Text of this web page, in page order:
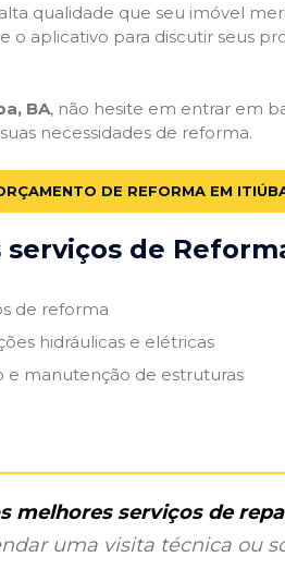
qualidade que seu imóvel
o aplicativo para discutir seus
BA, não hesite em entrar em
necessidades de reforma.
DE REFORMA EM
serviços de
de reforma
hidráulicas e elétricas
e manutenção de estruturas
melhores serviços de
uma visita técnica ou